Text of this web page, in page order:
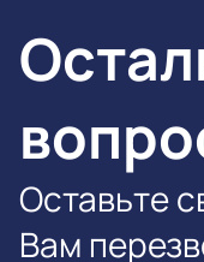
Оставьте
Вам